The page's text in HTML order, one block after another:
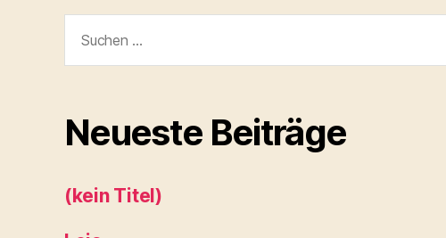
nach:
Neueste Beiträge
(kein Titel)